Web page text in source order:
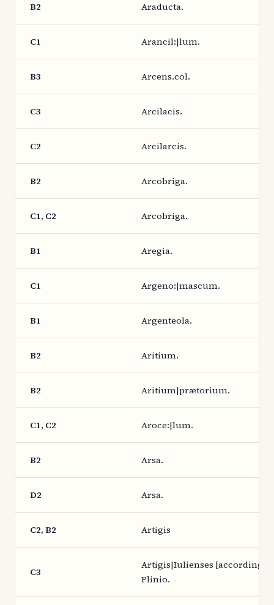
B2 Araducta.
C1 Arancil:|lum.
B3 Arcens.col.
C3 Arcilacis.
C2 Arcilarcis.
B2 Arcobriga.
C1, C2 Arcobriga.
B1 Aregia.
C1 Argeno:|mascum.
B1 Argenteola.
B2 Aritium.
B2 Aritium|prætorium.
C1, C2 Aroce:|lum.
B2 Arsa.
D2 Arsa.
C2, B2 Artigis
C3
Artigis|Iulienses [according
Plinio.